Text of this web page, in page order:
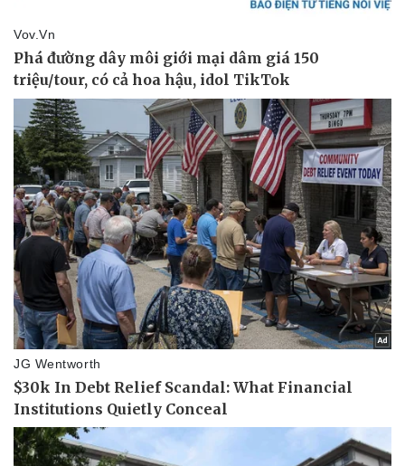
Pháp luật
Vụ án
Quân sự - Quốc phòng